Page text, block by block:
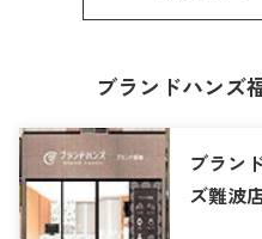
ブランドハンズ
ブラン
ズ難波